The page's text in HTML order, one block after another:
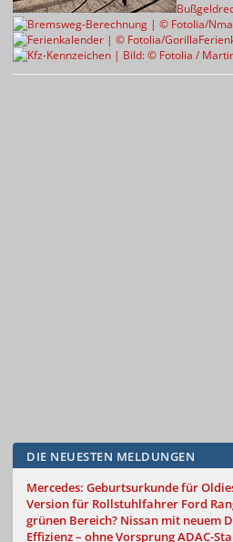
DIE NEUESTEN MELDUNGEN
Mercedes: Geburtsurkunde für
Version für Rollstuhlfahrer Ford
grünen Bereich? Nissan mit neuem
Effizienz – ohne VorsprungADAC-